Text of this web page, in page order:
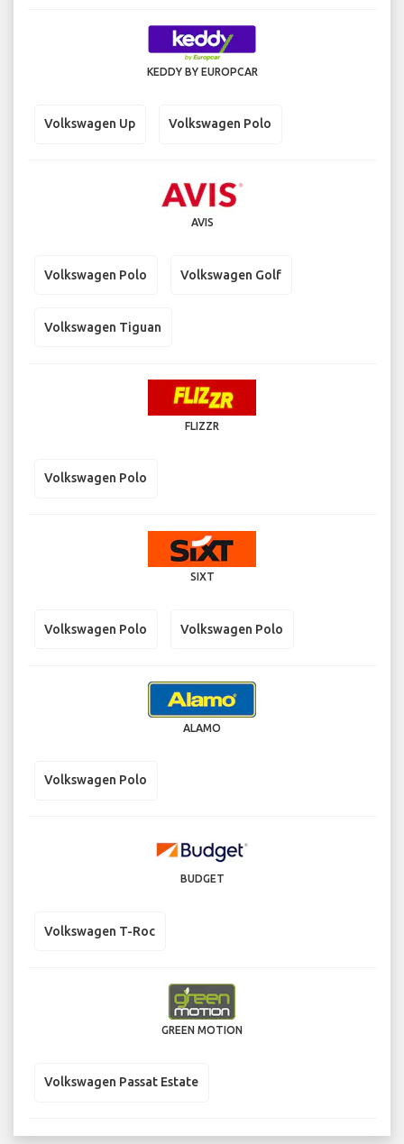
KEDDY BY EUROPCAR
Volkswagen Up Volkswagen Polo
AVIS
Volkswagen Polo Volkswagen Golf
Volkswagen Tiguan
FLIZZR
Volkswagen Polo
SIXT
Volkswagen Polo Volkswagen Polo
ALAMO
Volkswagen Polo
BUDGET
Volkswagen T-Roc
GREEN MOTION
Volkswagen Passat Estate